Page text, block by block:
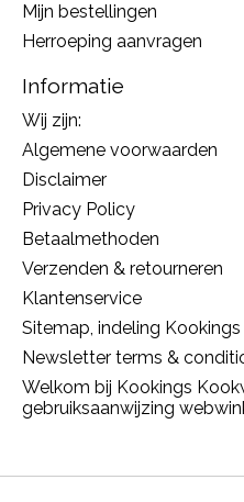
Mijn bestellingen
Herroeping aanvragen
Informatie
Wij zijn:
Algemene voorwaarden
Disclaimer
Privacy Policy
Betaalmethoden
Verzenden & retourneren
Klantenservice
Sitemap, indeling
Newsletter terms &
Welkom bij Kookings
gebruiksaanwijzing